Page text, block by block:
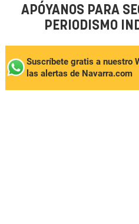
APÓYANOS PARA
PERIODISMO
Suscríbete gratis a nuestro
las alertas de Navarra.com